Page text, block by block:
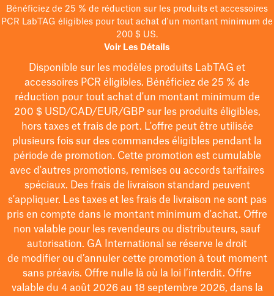
Bénéficiez de 25 % de réduction sur les produits et accessoires
PCR LabTAG éligibles pour tout achat d'un montant minimum de
200 $ US.
Voir Les Détails
Disponible sur les modèles produits LabTAG et
accessoires PCR éligibles. Bénéficiez de 25 % de
réduction pour tout achat d'un montant minimum de
200 $USD/CAD/EUR/GBPsur les produits éligibles,
hors taxes et frais de port. L'offre peut être utilisée
plusieurs fois sur des commandes éligibles pendant la
période de promotion. Cette promotion est cumulable
avec d'autres promotions, remises ou accords tarifaires
spéciaux. Des frais de livraison standard peuvent
s'appliquer. Les taxes et les frais de livraison ne sont pas
pris en compte dans le montant minimum d'achat. Offre
non valable pour les revendeurs ou distributeurs, sauf
autorisation. GA International se réserve le droit
de modifierou d’annuler cette promotion à tout moment
sans préavis. Offre nulle là où la loi l’interdit. Offre
valable du 4 août 2026 au 18 septembre 2026, dans la